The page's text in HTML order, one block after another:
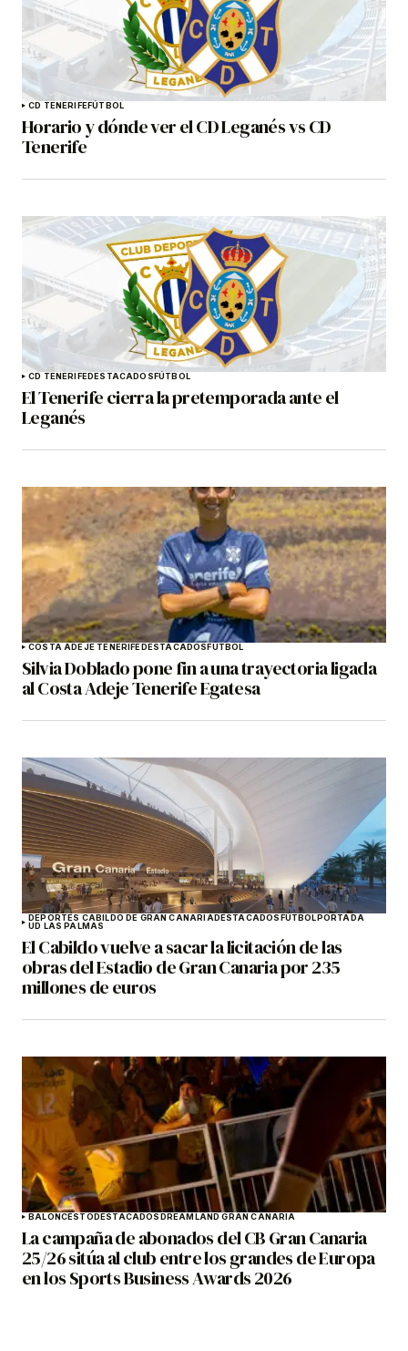
CD TENERIFEFÚTBOL
Horario y dónde ver el CD Leganés vs CD
Tenerife
CD TENERIFEDESTACADOSFÚTBOL
El Tenerife cierra la pretemporada ante el
Leganés
COSTA ADEJE TENERIFEDESTACADOSFÚTBOL
Silvia Doblado pone fin a una trayectoria ligada
al Costa Adeje Tenerife Egatesa
DEPORTES CABILDO DE GRAN CANARIADESTACADOSFÚTBOLPORTADA
UD LAS PALMAS
El Cabildo vuelve a sacar la licitación de las
obras del Estadio de Gran Canaria por 235
millones de euros
BALONCESTODESTACADOSDREAMLAND GRAN CANARIA
La campaña de abonados del CB Gran Canaria
25/26 sitúa al club entre los grandes de Europa
en los Sports Business Awards 2026